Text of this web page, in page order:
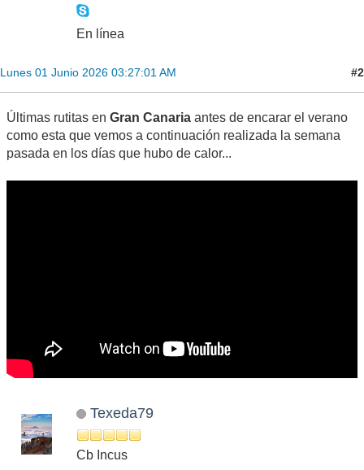
En línea
Lunes 01 Junio 2026 03:27:01 AM #2
Últimas rutitas en Gran Canaria antes de encarar el verano
como esta que vemos a continuación realizada la semana
pasada en los días que hubo de calor...
Texeda79
Cb Incus